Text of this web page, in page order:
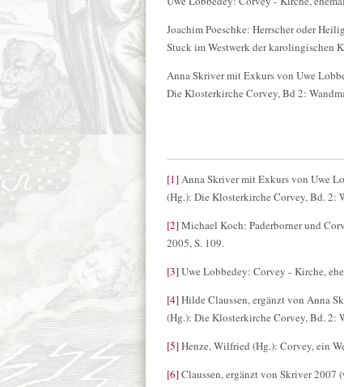
Joachim Poeschke: Herrscher oder
Stuck im Westwerk der karolingischen
Anna Skriver mit Exkurs von Uwe
Die Klosterkirche Corvey, Bd 2:
[1]Anna Skriver mit Exkurs von Uwe
(Hg.): Die Klosterkirche Corvey, Bd. 2:
[2]Michael Koch: Paderborner und
2005, S. 109.
[3]Uwe Lobbedey: Corvey - Kirche,
[4]Hilde Claussen, ergänzt von Anna
(Hg.): Die Klosterkirche Corvey, Bd. 2:
[5]Henze, Wilfried (Hg.): Corvey, ein
[6]Claussen, ergänzt von Skriver 2007